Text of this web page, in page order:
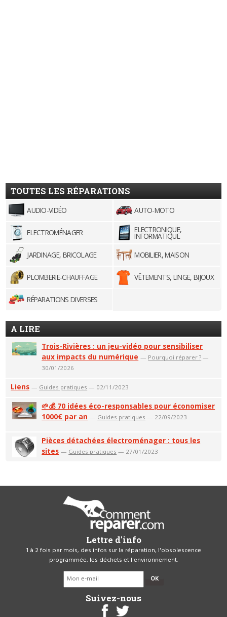
TOUTES LES RÉPARATIONS
AUDIO-VIDÉO AUTO-MOTO
ELECTROMÉNAGER ELECTRONIQUE,
INFORMATIQUE
JARDINAGE, BRICOLAGE
MOBILIER, MAISON
PLOMBERIE-CHAUFFAGE VÊTEMENTS, LINGE, BIJOUX
RÉPARATIONS DIVERSES
A LIRE
Trois-Rivières : un jeu-vidéo pour sensibiliser
aux impacts du numérique — Pourquoi réparer ? —
30/01/2026
Liens — Guides pratiques — 02/11/2023
🌱💰 70 idées éco-responsables pour économiser
1000€ par an — Guides pratiques — 22/09/2023
Pièces détachées électroménager : tous les
sites — Guides pratiques — 27/01/2023
Lettre d'info
1 à 2 fois par mois, des infos sur la réparation, l'obsolescence
programmée, les déchets et l'environnement.
OK
Suivez-nous